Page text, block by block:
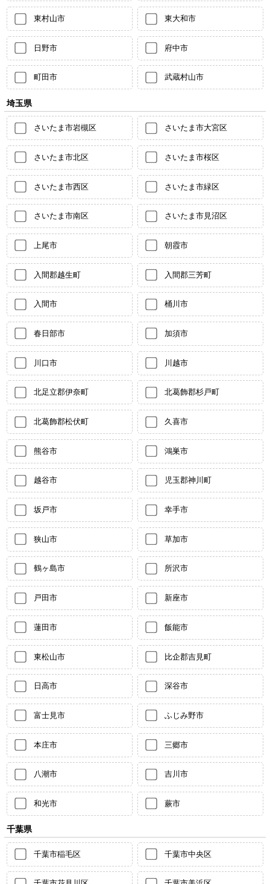
東村山市 東大和市
日野市 府中市
町田市 武蔵村山市
埼玉県
さいたま市岩槻区 さいたま市大宮区
さいたま市北区 さいたま市桜区
さいたま市西区 さいたま市緑区
さいたま市南区 さいたま市見沼区
上尾市 朝霞市
入間郡越生町 入間郡三芳町
入間市 桶川市
春日部市 加須市
川口市 川越市
北足立郡伊奈町 北葛飾郡杉戸町
北葛飾郡松伏町 久喜市
熊谷市 鴻巣市
越谷市 児玉郡神川町
坂戸市 幸手市
狭山市 草加市
鶴ヶ島市 所沢市
戸田市 新座市
蓮田市 飯能市
東松山市 比企郡吉見町
日高市 深谷市
富士見市 ふじみ野市
本庄市 三郷市
八潮市 吉川市
和光市 蕨市
千葉県
千葉市稲毛区 千葉市中央区